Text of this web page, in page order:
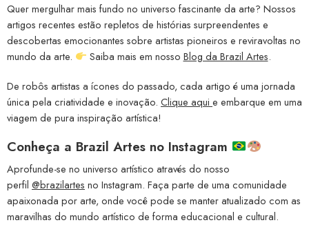
Quer mergulhar mais fundo no universo fascinante da arte? Nossos
artigos recentes estão repletos de histórias surpreendentes e
descobertas emocionantes sobre artistas pioneiros e reviravoltas no
mundo da arte.
Saiba mais em nosso Blog da Brazil Artes.
De robôs artistas a ícones do passado, cada artigo é uma jornada
única pela criatividade e inovação. Clique aqui e embarque em uma
viagem de pura inspiração artística!
Conheça a Brazil Artes no Instagram
Aprofunde-se no universo artístico através do nosso
perfil @brazilartes no Instagram. Faça parte de uma comunidade
apaixonada por arte, onde você pode se manter atualizado com as
maravilhas do mundo artístico de forma educacional e cultural.